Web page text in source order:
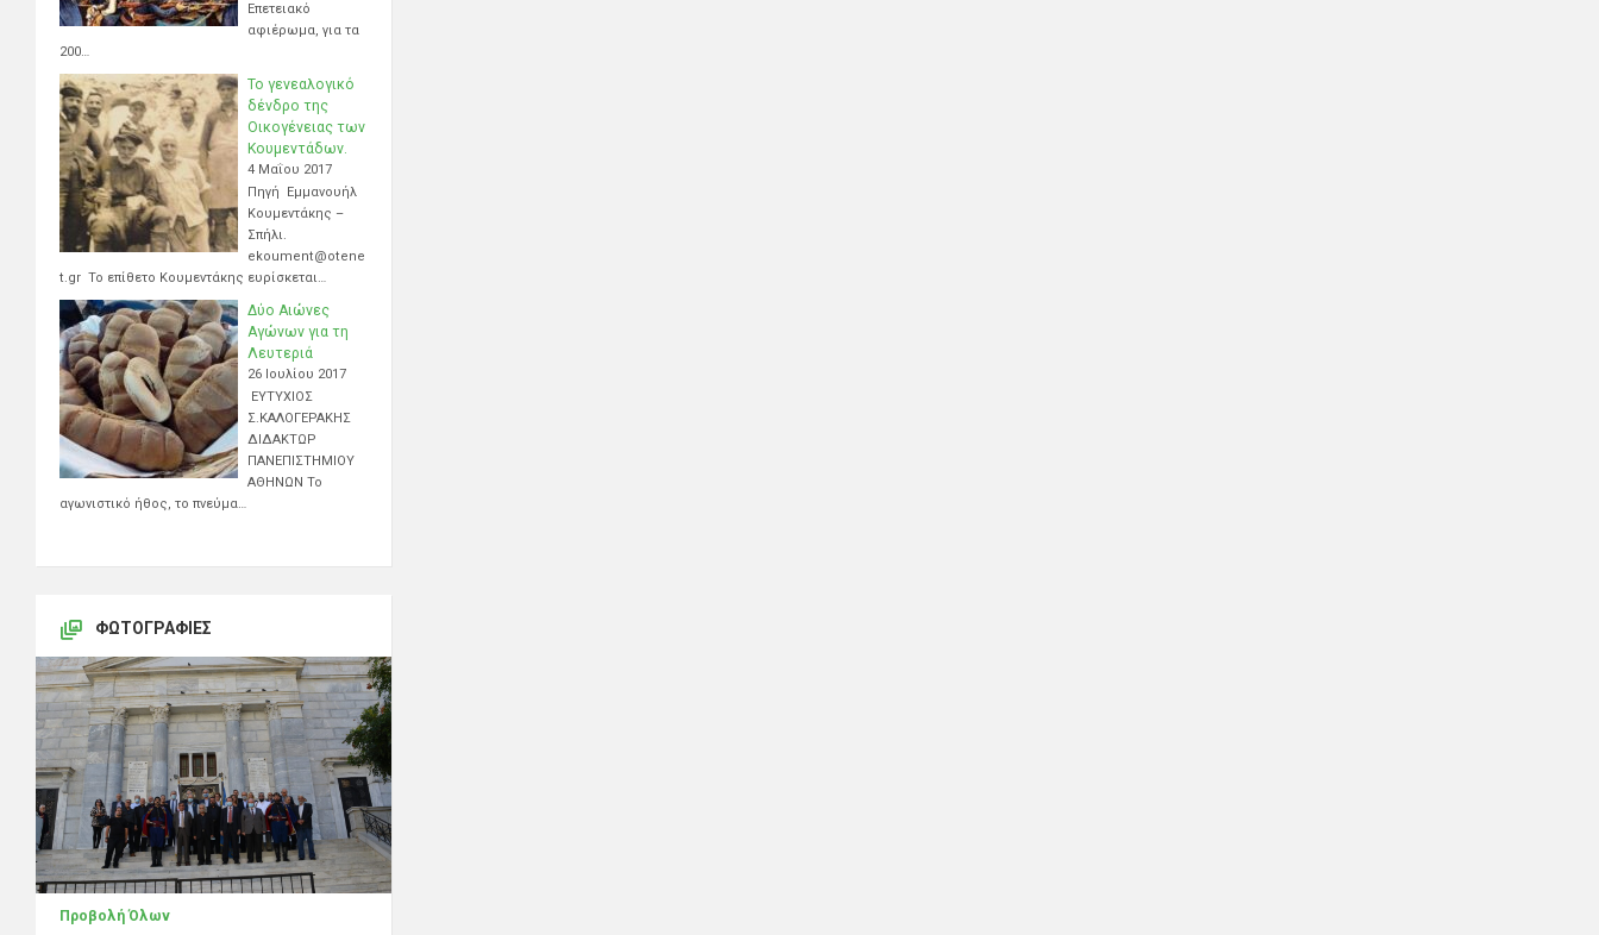
Επετειακό
αφιέρωμα, για τα
200…
Το γενεαλογικό
δένδρο της
Οικογένειας των
Κουμεντάδων.
4 Μαΐου 2017
Πηγή Εμμανουήλ
Κουμεντάκης –
Σπήλι.
ekoument@otene
t.gr Το επίθετο Κουμεντάκης ευρίσκεται…
Δύο Αιώνες
Αγώνων για τη
Λευτεριά
26 Ιουλίου 2017
ΕΥΤΥΧΙΟΣ
Σ.ΚΑΛΟΓΕΡΑΚΗΣ
ΔΙΔΑΚΤΩΡ
ΠΑΝΕΠΙΣΤΗΜΙΟΥ
ΑΘΗΝΩΝ Το
αγωνιστικό ήθος, το πνεύμα…
ΦΩΤΟΓΡΑΦΊΕΣ
Προβολή Όλων